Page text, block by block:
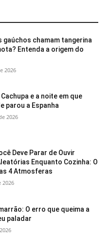
gaúchos chamam tangerina
Entenda a origem do
2026
e a noite em que
parou a Espanha
2026
Deve Parar de Ouvir
Enquanto Cozinha: O
4 Atmosferas
2026
O erro que queima a
paladar